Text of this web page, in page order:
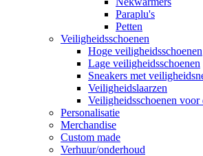
Paraplu's
Petten
Veiligheidsschoenen
Hoge veiligheidsschoenen
Lage veiligheidsschoenen
Sneakers met
Veiligheidslaarzen
Veiligheidsschoenen voor
Personalisatie
Merchandise
Custom made
Verhuur/onderhoud